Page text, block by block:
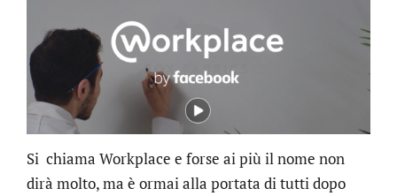
Si chiama Workplace e forse ai più il nome non
dirà molto, ma è ormai alla portata di tutti dopo